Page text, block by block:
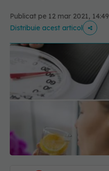
Publicat pe 12 mar 2021, 14:49
Distribuie acest articol